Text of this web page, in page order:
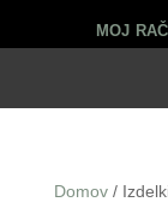
MOJ
Domov/